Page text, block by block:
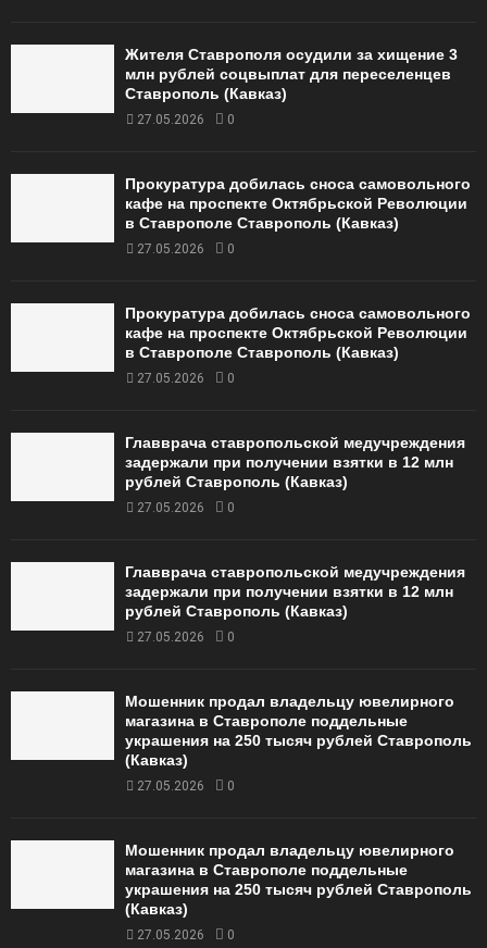
Жителя Ставрополя осудили за хищение 3
млн рублей соцвыплат для переселенцев
Ставрополь (Кавказ)
27.05.2026 0
Прокуратура добилась сноса самовольного
кафе на проспекте Октябрьской Революции
в Ставрополе Ставрополь (Кавказ)
27.05.2026 0
Прокуратура добилась сноса самовольного
кафе на проспекте Октябрьской Революции
в Ставрополе Ставрополь (Кавказ)
27.05.2026 0
Главврача ставропольской медучреждения
задержали при получении взятки в 12 млн
рублей Ставрополь (Кавказ)
27.05.2026 0
Главврача ставропольской медучреждения
задержали при получении взятки в 12 млн
рублей Ставрополь (Кавказ)
27.05.2026 0
Мошенник продал владельцу ювелирного
магазина в Ставрополе поддельные
украшения на 250 тысяч рублей Ставрополь
(Кавказ)
27.05.2026 0
Мошенник продал владельцу ювелирного
магазина в Ставрополе поддельные
украшения на 250 тысяч рублей Ставрополь
(Кавказ)
27.05.2026 0